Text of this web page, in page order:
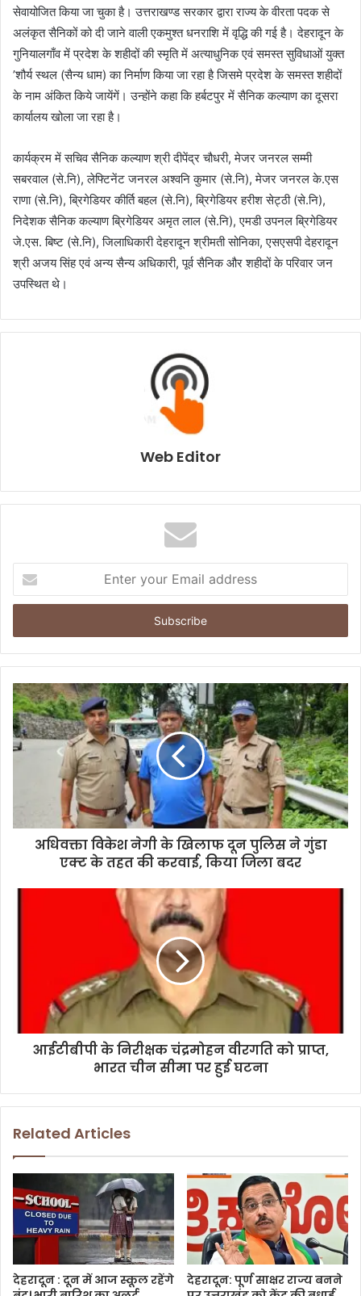
सेवायोजित किया जा चुका है। उत्तराखण्ड सरकार द्वारा राज्य के वीरता पदक से
अलंकृत सैनिकों को दी जाने वाली एकमुश्त धनराशि में वृद्धि की गई है। देहरादून के
गुनियालगाँव में प्रदेश के शहीदों की स्मृति में अत्याधुनिक एवं समस्त सुविधाओं युक्त
’शौर्य स्थल (सैन्य धाम) का निर्माण किया जा रहा है जिसमे प्रदेश के समस्त शहीदों
के नाम अंकित किये जायेंगें। उन्होंने कहा कि हर्बटपुर में सैनिक कल्याण का दूसरा
कार्यालय खोला जा रहा है।
कार्यक्रम में सचिव सैनिक कल्याण श्री दीपेंद्र चौधरी, मेजर जनरल सम्मी
सबरवाल (से.नि), लेफ्टिनेंट जनरल अश्वनि कुमार (से.नि), मेजर जनरल के.एस
राणा (से.नि), ब्रिगेडियर कीर्ति बहल (से.नि), ब्रिगेडियर हरीश सेट्ठी (से.नि),
निदेशक सैनिक कल्याण ब्रिगेडियर अमृत लाल (से.नि), एमडी उपनल ब्रिगेडियर
जे.एस. बिष्ट (से.नि), जिलाधिकारी देहरादून श्रीमती सोनिका, एसएसपी देहरादून
श्री अजय सिंह एवं अन्य सैन्य अधिकारी, पूर्व सैनिक और शहीदों के परिवार जन
उपस्थित थे।
Web Editor
t
r
y
u
r
E
m
अधिवक्ता विकेश नेगी के खिलाफ दून पुलिस ने गुंडा
एक्ट के तहत की करवाई, किया जिला बदर
आईटीबीपी के निरीक्षक चंद्रमोहन वीरगति को प्राप्त,
भारत चीन सीमा पर हुई घटना
Related Articles
देहरादून : दून में आज स्कूल रहेंगे
देहरादून: पूर्ण साक्षर राज्य बनने